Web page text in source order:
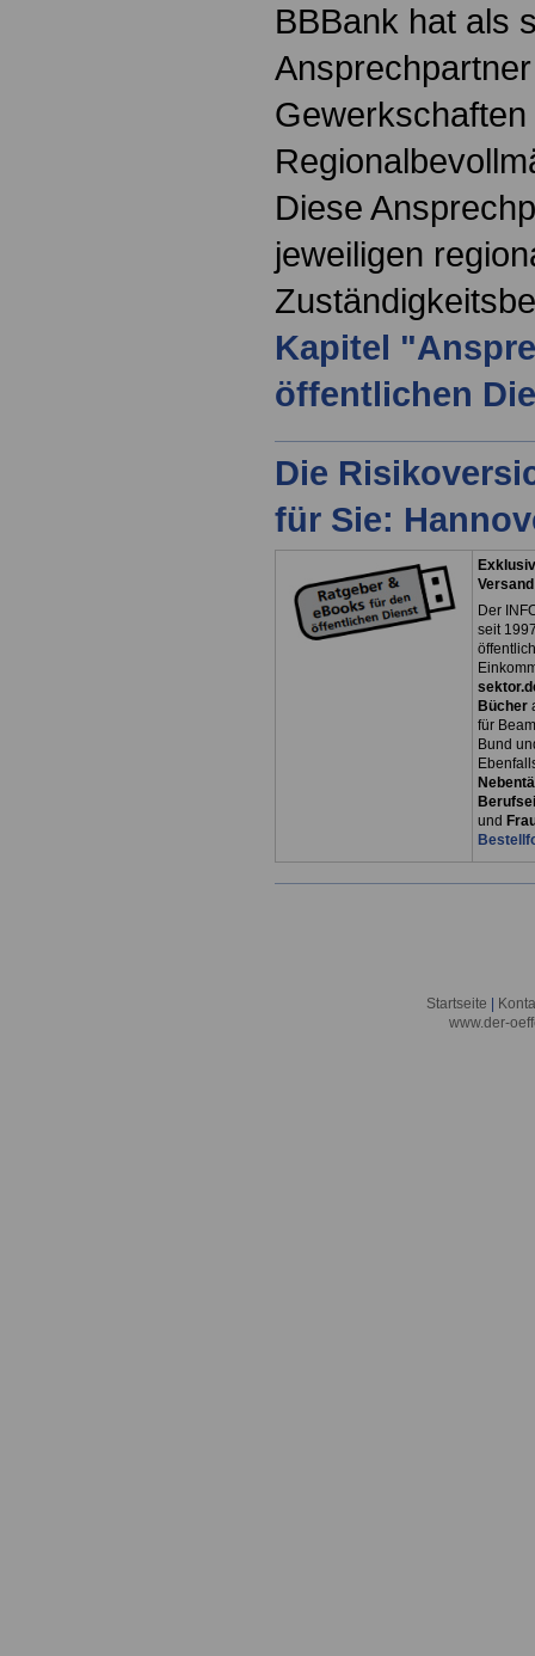
BBBank hat als
Diese
jeweiligen
Kapitel
öffentlichen
Die
für Sie:
Der
seit
Bücher
für
Bund
und
Startseite
www.der-